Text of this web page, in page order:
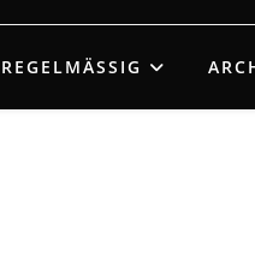
REGELMÄSSIG